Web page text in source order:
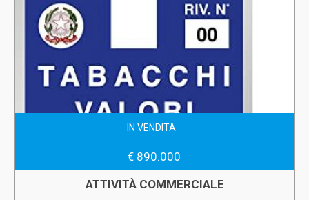
IN VENDITA
€ 890.000
ATTIVITÀ COMMERCIALE